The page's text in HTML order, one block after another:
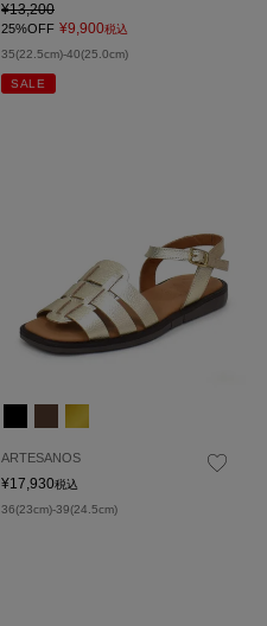
¥13,200
25%OFF ¥9,900税込
35(22.5cm)-40(25.0cm)
SALE
ARTESANOS
¥17,930税込
36(23cm)-39(24.5cm)